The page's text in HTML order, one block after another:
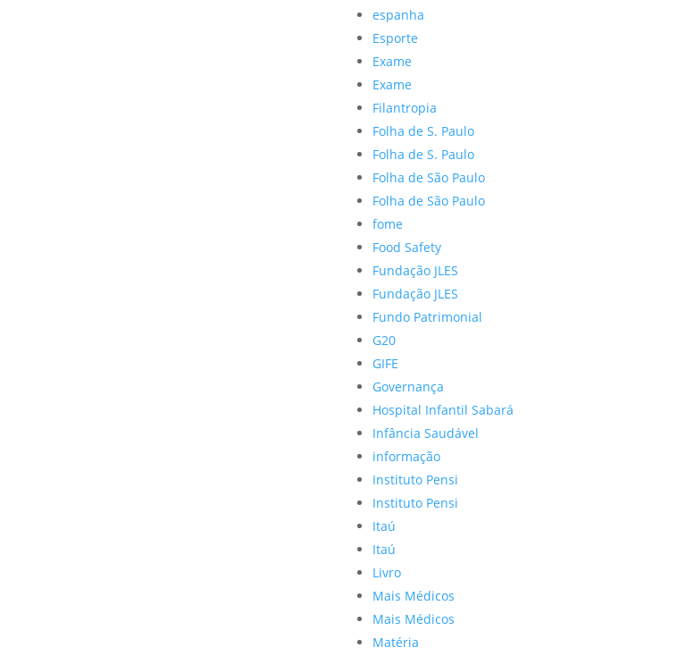
espanha
Esporte
Exame
Exame
Filantropia
Folha de S. Paulo
Folha de S. Paulo
Folha de São Paulo
Folha de São Paulo
fome
Food Safety
Fundação JLES
Fundação JLES
Fundo Patrimonial
G20
GIFE
Governança
Hospital Infantil Sabará
Infância Saudável
informação
Instituto Pensi
Instituto Pensi
Itaú
Itaú
Livro
Mais Médicos
Mais Médicos
Matéria